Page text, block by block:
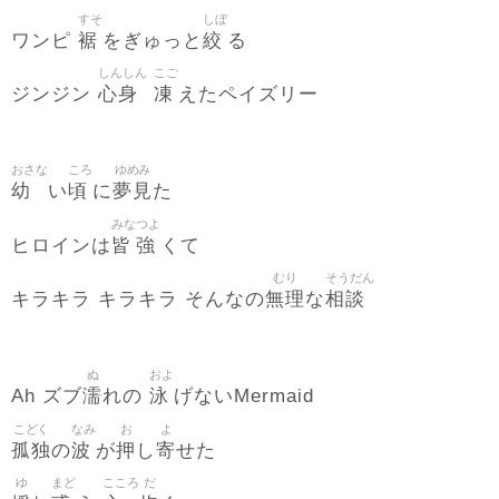
ワンピ 裾
すそ
をぎゅっと 絞
しぼ
る
ジンジン 心身
しんしん
凍
こご
えたペイズリー
幼
おさな
い頃
ころ
に夢見
ゆめみ
た
ヒロインは皆
みな
強
つよ
くて
キラキラ キラキラ そんなの無理
むり
な相談
そうだん
Ah ズブ濡
ぬ
れの 泳
およ
げないMermaid
孤独
こどく
の波
なみ
が押
お
し寄
よ
せた
ゆ まど こころ だ